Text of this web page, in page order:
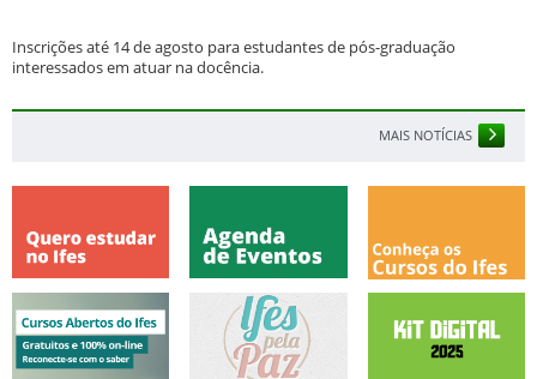
Inscrições até 14 de agosto para estudantes de pós-graduação
interessados em atuar na docência.
MAIS NOTÍCIAS